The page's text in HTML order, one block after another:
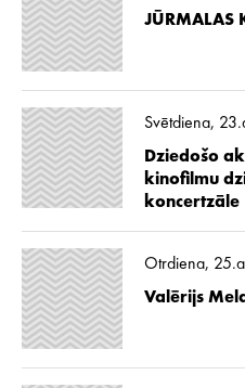
JŪRMALAS
Svētdiena,
Dziedošo
kinofilmu
koncertzāle
Otrdiena,
Valērijs